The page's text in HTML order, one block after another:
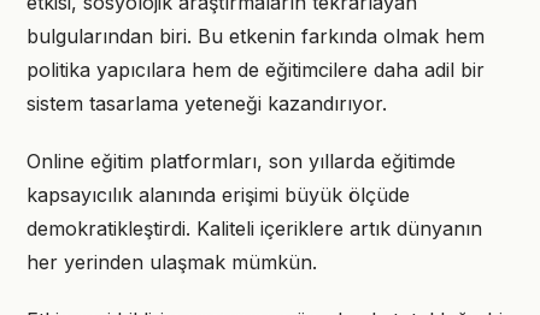
bulgularından biri. Bu etkenin farkında olmak hem
politika yapıcılara hem de eğitimcilere daha adil bir
sistem tasarlama yeteneği kazandırıyor.
Online eğitim platformları, son yıllarda eğitimde
kapsayıcılık alanında erişimi büyük ölçüde
demokratikleştirdi. Kaliteli içeriklere artık dünyanın
her yerinden ulaşmak mümkün.